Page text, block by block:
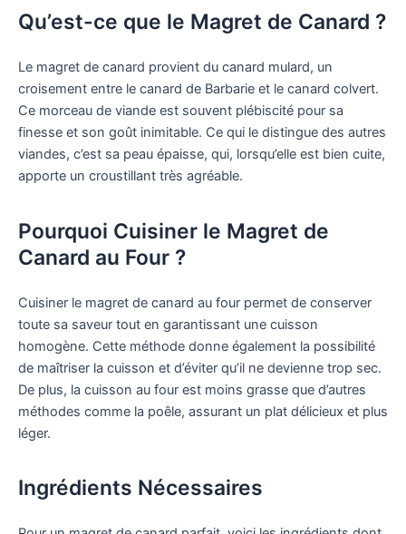
Qu’est-ce que le Magret de Canard ?
Le magret de canard provient du canard mulard, un
croisement entre le canard de Barbarie et le canard colvert.
Ce morceau de viande est souvent plébiscité pour sa
finesse et son goût inimitable. Ce qui le distingue des autres
viandes, c’est sa peau épaisse, qui, lorsqu’elle est bien cuite,
apporte un croustillant très agréable.
Pourquoi Cuisiner le Magret de
Canard au Four ?
Cuisiner le magret de canard au four permet de conserver
toute sa saveur tout en garantissant une cuisson
homogène. Cette méthode donne également la possibilité
de maîtriser la cuisson et d’éviter qu’il ne devienne trop sec.
De plus, la cuisson au four est moins grasse que d’autres
méthodes comme la poêle, assurant un plat délicieux et plus
léger.
Ingrédients Nécessaires